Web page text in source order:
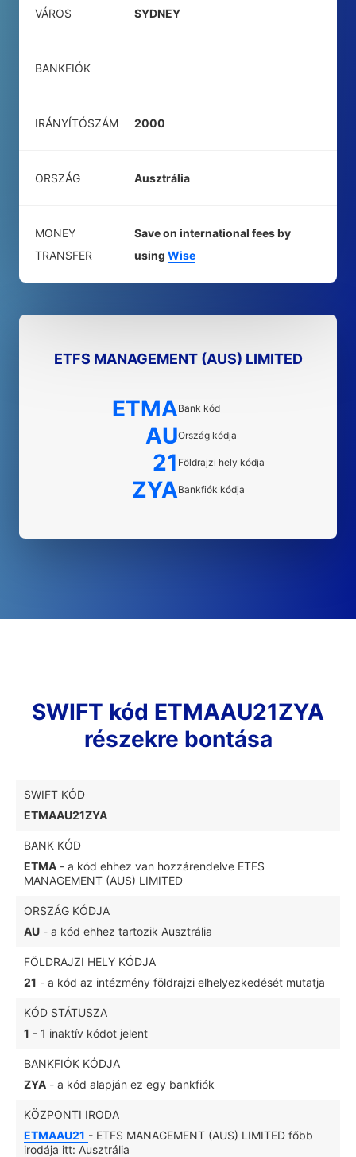
VÁROS SYDNEY
BANKFIÓK
IRÁNYÍTÓSZÁM 2000
ORSZÁG Ausztrália
MONEY
TRANSFER
Save on international fees by
using Wise
ETFS MANAGEMENT (AUS) LIMITED
ETMABank kód
AUOrszág kódja
21 Földrajzi hely kódja
ZYABankfiók kódja
SWIFT kód ETMAAU21ZYA
részekre bontása
SWIFT KÓD
ETMAAU21ZYA
BANK KÓD
ETMA - a kód ehhez van hozzárendelve ETFS
MANAGEMENT (AUS) LIMITED
ORSZÁG KÓDJA
AU - a kód ehhez tartozik Ausztrália
FÖLDRAJZI HELY KÓDJA
21 - a kód az intézmény földrajzi elhelyezkedését mutatja
KÓD STÁTUSZA
1 - 1 inaktív kódot jelent
BANKFIÓK KÓDJA
ZYA - a kód alapján ez egy bankfiók
KÖZPONTI IRODA
ETMAAU21 - ETFS MANAGEMENT (AUS) LIMITED főbb
irodája itt: Ausztrália